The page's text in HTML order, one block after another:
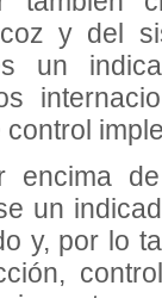
y del
un
encima
un
y, por lo